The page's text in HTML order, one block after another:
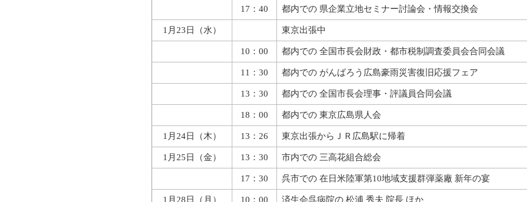
17：40 都内での 県企業立地セミナー討論会・情報交換会
1月23日（水） 東京出張中
10：00 都内での 全国市長会財政・都市税制調査委員会合同会議
11：30 都内での がんばろう広島豪雨災害復旧応援フェア
13：30 都内での 全国市長会理事・評議員合同会議
18：00 都内での 東京広島県人会
1月24日（木） 13：26 東京出張からＪＲ広島駅に帰着
1月25日（金） 13：30 市内での 三高花組合総会
17：30 呉市での 在日米陸軍第10地域支援群弾薬廠 新年の宴
1月28日（月） 10：00 済生会呉病院の 松浦 秀夫 院長 ほか